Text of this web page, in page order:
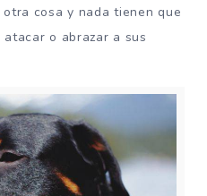
cosa y nada tienen que
o abrazar a sus